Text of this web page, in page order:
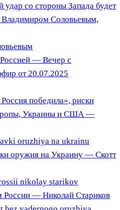
со стороны Запада будет
Соловьевым,
Россией — Вечер с
от 20.07.2025
победила», риски
Украины и США —
оружия на Украину — Скотт
России — Николай Стариков